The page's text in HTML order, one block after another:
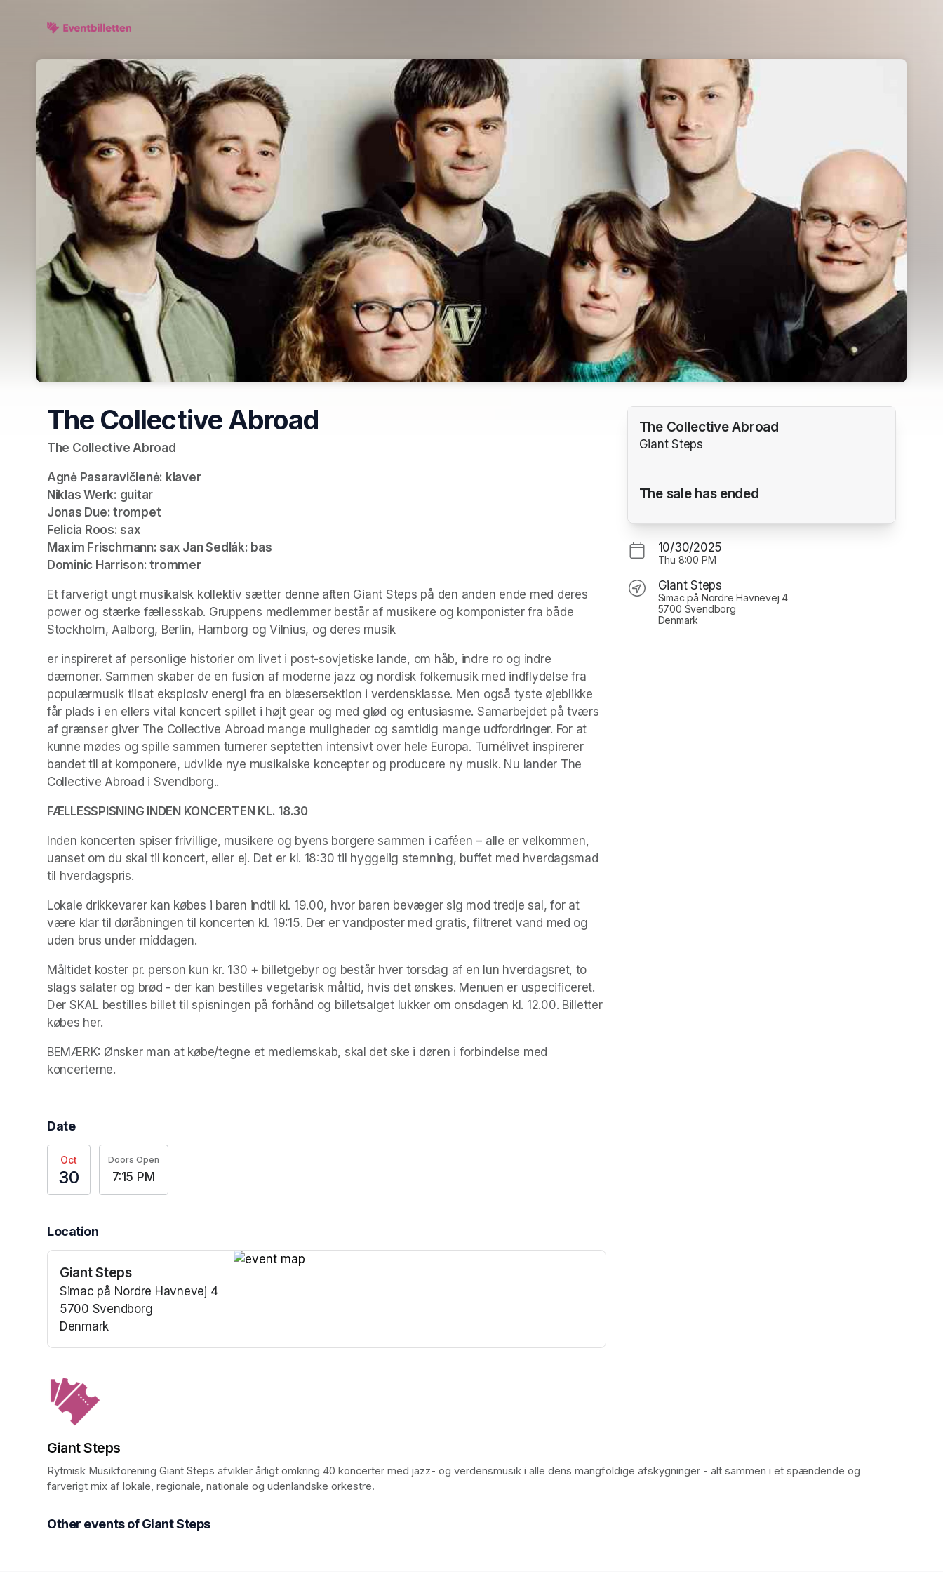
The Collective Abroad
The Collective Abroad
Agnė Pasaravičienė: klaver
Niklas Werk: guitar
Jonas Due: trompet
Felicia Roos: sax
Maxim Frischmann: sax Jan Sedlák: bas
Dominic Harrison: trommer
Et farverigt ungt musikalsk kollektiv sætter denne aften Giant Steps på den anden ende med deres
power og stærke fællesskab. Gruppens medlemmer består af musikere og komponister fra både
Stockholm, Aalborg, Berlin, Hamborg og Vilnius, og deres musik
er inspireret af personlige historier om livet i post-sovjetiske lande, om håb, indre ro og indre
dæmoner. Sammen skaber de en fusion af moderne jazz og nordisk folkemusik med indflydelse fra
populærmusik tilsat eksplosiv energi fra en blæsersektion i verdensklasse. Men også tyste øjeblikke
får plads i en ellers vital koncert spillet i højt gear og med glød og entusiasme. Samarbejdet på tværs
af grænser giver The Collective Abroad mange muligheder og samtidig mange udfordringer. For at
kunne mødes og spille sammen turnerer septetten intensivt over hele Europa. Turnélivet inspirerer
bandet til at komponere, udvikle nye musikalske koncepter og producere ny musik. Nu lander The
Collective Abroad i Svendborg..
FÆLLESSPISNING INDEN KONCERTEN KL. 18.30
Inden koncerten spiser frivillige, musikere og byens borgere sammen i caféen – alle er velkommen,
uanset om du skal til koncert, eller ej. Det er kl. 18:30 til hyggelig stemning, buffet med hverdagsmad
til hverdagspris.
Lokale drikkevarer kan købes i baren indtil kl. 19.00, hvor baren bevæger sig mod tredje sal, for at
være klar til døråbningen til koncerten kl. 19:15. Der er vandposter med gratis, filtreret vand med og
uden brus under middagen.
Måltidet koster pr. person kun kr. 130 + billetgebyr og består hver torsdag af en lun hverdagsret, to
slags salater og brød - der kan bestilles vegetarisk måltid, hvis det ønskes. Menuen er uspecificeret.
Der SKAL bestilles billet til spisningen på forhånd og billetsalget lukker om onsdagen kl. 12.00. Billetter
købes her.
BEMÆRK: Ønsker man at købe/tegne et medlemskab, skal det ske i døren i forbindelse med
koncerterne.
Date
Oct
30
Doors Open
7:15 PM
Location
Giant Steps
Simac på Nordre Havnevej 4
5700 Svendborg
Denmark
The Collective Abroad
Giant Steps
The sale has ended
10/30/2025
Thu 8:00 PM
Giant Steps
Simac på Nordre Havnevej 4
5700 Svendborg
Denmark
Giant Steps
Rytmisk Musikforening Giant Steps afvikler årligt omkring 40 koncerter med jazz- og verdensmusik i alle dens mangfoldige afskygninger - alt sammen i et spændende og
farverigt mix af lokale, regionale, nationale og udenlandske orkestre.
Other events of Giant Steps